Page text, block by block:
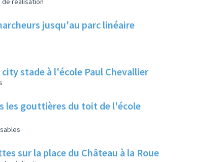
jusqu'au parc linéaire
stade à l'école Paul Chevallier
les gouttières du toit de l'école
sur la place du Château à la Roue